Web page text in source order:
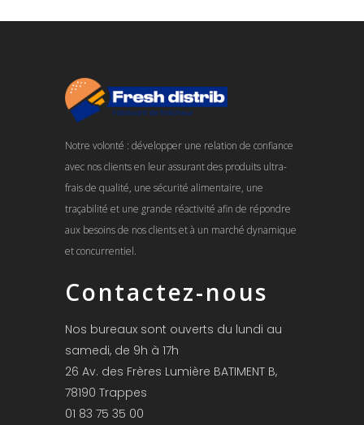
Notre volonté : développer une relation de confiance
avec nos clients en leur assurant des produits ultra-
frais de qualité, une sécurité alimentaire, une
traçabilité et une grande réactivité afin de répondre
aux besoins de nos clients et à un marché dynamique
et concurrentiel.
Contactez-nous
Nos bureaux sont ouverts du lundi au
samedi, de 9h à 17h
26 Av. des Frères Lumière BATIMENT B,
78190 Trappes
01 83 75 35 00